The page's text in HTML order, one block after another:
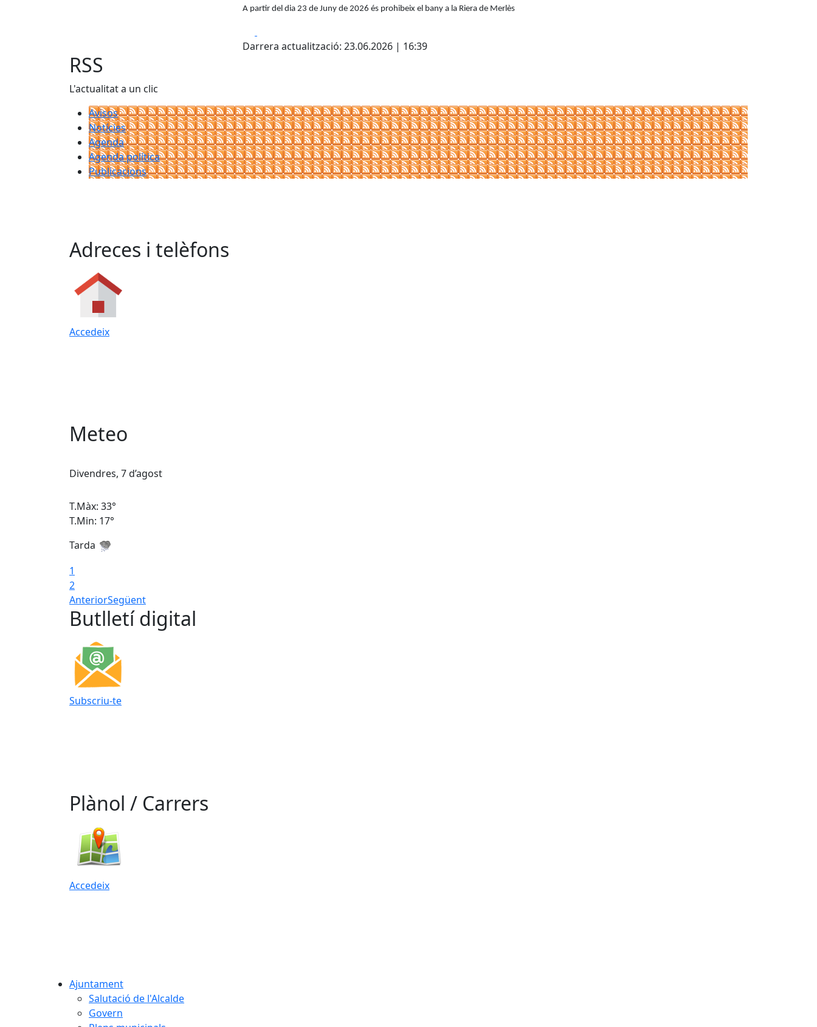
A partir del dia 23 de Juny de 2026 és prohibeix el bany a la Riera de Merlès
Darrera actualització: 23.06.2026 | 16:39
RSS
L'actualitat a un clic
Avisos
Notícies
Agenda
Agenda política
Publicacions
Adreces i telèfons
Accedeix
Meteo
Divendres, 7 d’agost
T.Màx: 33°
T.Min: 17°
Tarda
1
2
AnteriorSegüent
Butlletí digital
Subscriu-te
Plànol / Carrers
Accedeix
Ajuntament
Salutació de l'Alcalde
Govern